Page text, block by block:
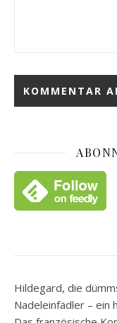
Hildegard, die
Nadeleinfädler – ein